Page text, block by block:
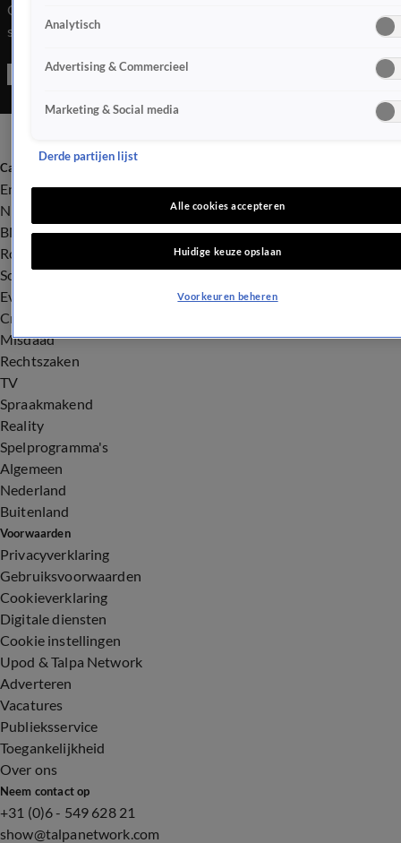
Olcay Gulsen moet een ton terugbetalen aan haar ex-
schoonmoeder.
Categorieën
Entertainment
Nieuws
BN'ers
Royalty
Songfestival
Evenementen
Crime
Misdaad
Rechtszaken
TV
Spraakmakend
Reality
Spelprogramma's
Algemeen
Nederland
Buitenland
Voorwaarden
Privacyverklaring
Gebruiksvoorwaarden
Cookieverklaring
Digitale diensten
Cookie instellingen
Upod & Talpa Network
Adverteren
Vacatures
Publieksservice
Toegankelijkheid
Over ons
Neem contact op
+31 (0)6 - 549 628 21
show@talpanetwork.com
Analytisch
Advertising & Commercieel
Marketing & Social media
Derde partijen lijst
Alle cookies accepteren
Huidige keuze opslaan
Voorkeuren beheren